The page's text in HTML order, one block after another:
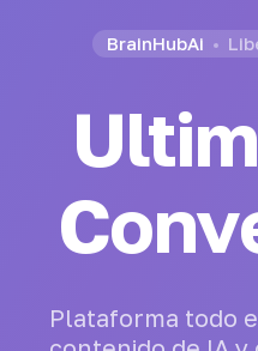
BrainHubAi
Plataforma todo